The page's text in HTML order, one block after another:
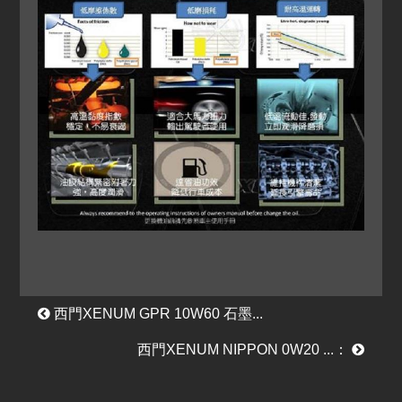
西門XENUM GPR 10W60 石墨...
西門XENUM NIPPON 0W20 ...：